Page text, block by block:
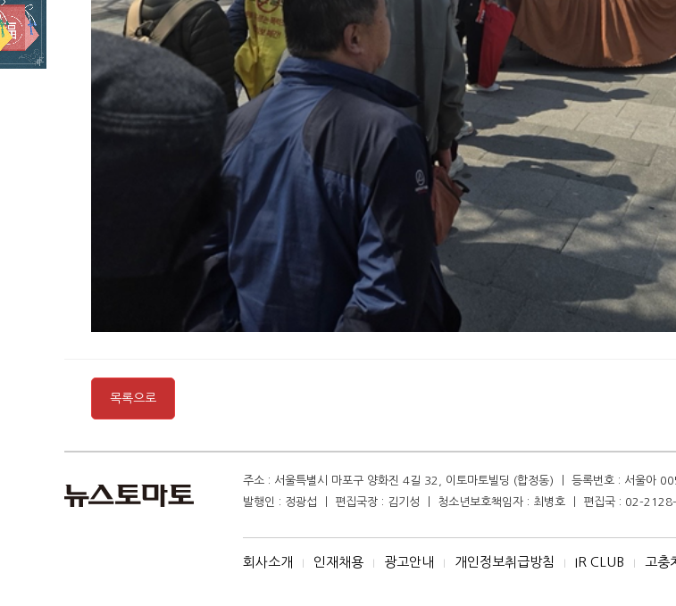
목록으로
주소 : 서울특별시 마포구 양화진 4길 32, 이토마토빌딩 (합정동) ㅣ 등록번호 : 서울아
발행인 : 정광섭 ㅣ 편집국장 : 김기성 ㅣ 청소년보호책임자 : 최병호 ㅣ 편집국 : 02-
회사소개 I 인재채용 I 광고안내 I 개인정보취급방침 I IR CLUB I 고충